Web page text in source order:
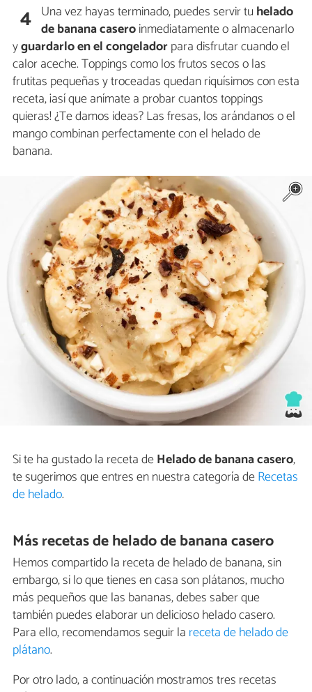
4 Una vez hayas terminado, puedes servir tuhelado
de banana caseroinmediatamente o almacenarlo
yguardarlo en el congeladorpara disfrutar cuando el
calor aceche. Toppings como los frutos secos o las
frutitas pequeñas y troceadas quedan riquísimos con esta
receta, ¡así que anímate a probar cuantos toppings
quieras! ¿Te damos ideas? Las fresas, los arándanos o el
mango combinan perfectamente con el helado de
banana.
Si te ha gustado la receta deHelado de banana casero,
te sugerimos que entres en nuestra categoría deRecetas
de helado.
Más recetas de helado de banana casero
Hemos compartido la receta de helado de banana, sin
embargo, si lo que tienes en casa son plátanos, mucho
más pequeños que las bananas, debes saber que
también puedes elaborar un delicioso helado casero.
Para ello, recomendamos seguir la receta de helado de
plátano.
Por otro lado, a continuación mostramos tres recetas